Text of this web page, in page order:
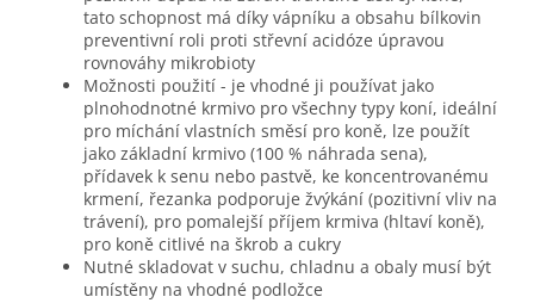
tato schopnost má díky vápníku a obsahu bílkovin
preventivní roli proti střevní acidóze úpravou
rovnováhy mikrobioty
Možnosti použití - je vhodné ji používat jako
plnohodnotné krmivo pro všechny typy koní, ideální
pro míchání vlastních směsí pro koně, lze použít
jako základní krmivo (100 % náhrada sena),
přídavek k senu nebo pastvě, ke koncentrovanému
krmení, řezanka podporuje žvýkání (pozitivní vliv na
trávení), pro pomalejší příjem krmiva (hltaví koně),
pro koně citlivé na škrob a cukry
Nutné skladovat v suchu, chladnu a obaly musí být
umístěny na vhodné podložce